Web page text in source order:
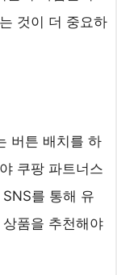
것이 더 중요하
버튼 배치를 하
쿠팡 파트너스
를 통해 유
품을 추천해야